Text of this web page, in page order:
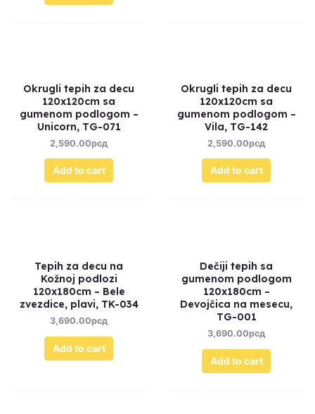
Okrugli tepih za decu
120x120cm sa
gumenom podlogom –
Unicorn, TG-071
2,590.00рсд
Add to cart
Okrugli tepih za decu
120x120cm sa
gumenom podlogom –
Vila, TG-142
2,590.00рсд
Add to cart
Tepih za decu na
Kožnoj podlozi
120x180cm – Bele
zvezdice, plavi, TK-034
3,690.00рсд
Add to cart
Dečiji tepih sa
gumenom podlogom
120x180cm –
Devojčica na mesecu,
TG-001
3,690.00рсд
Add to cart